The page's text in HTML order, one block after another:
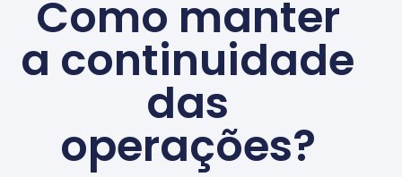
Como manter
a continuidade
das
operações?